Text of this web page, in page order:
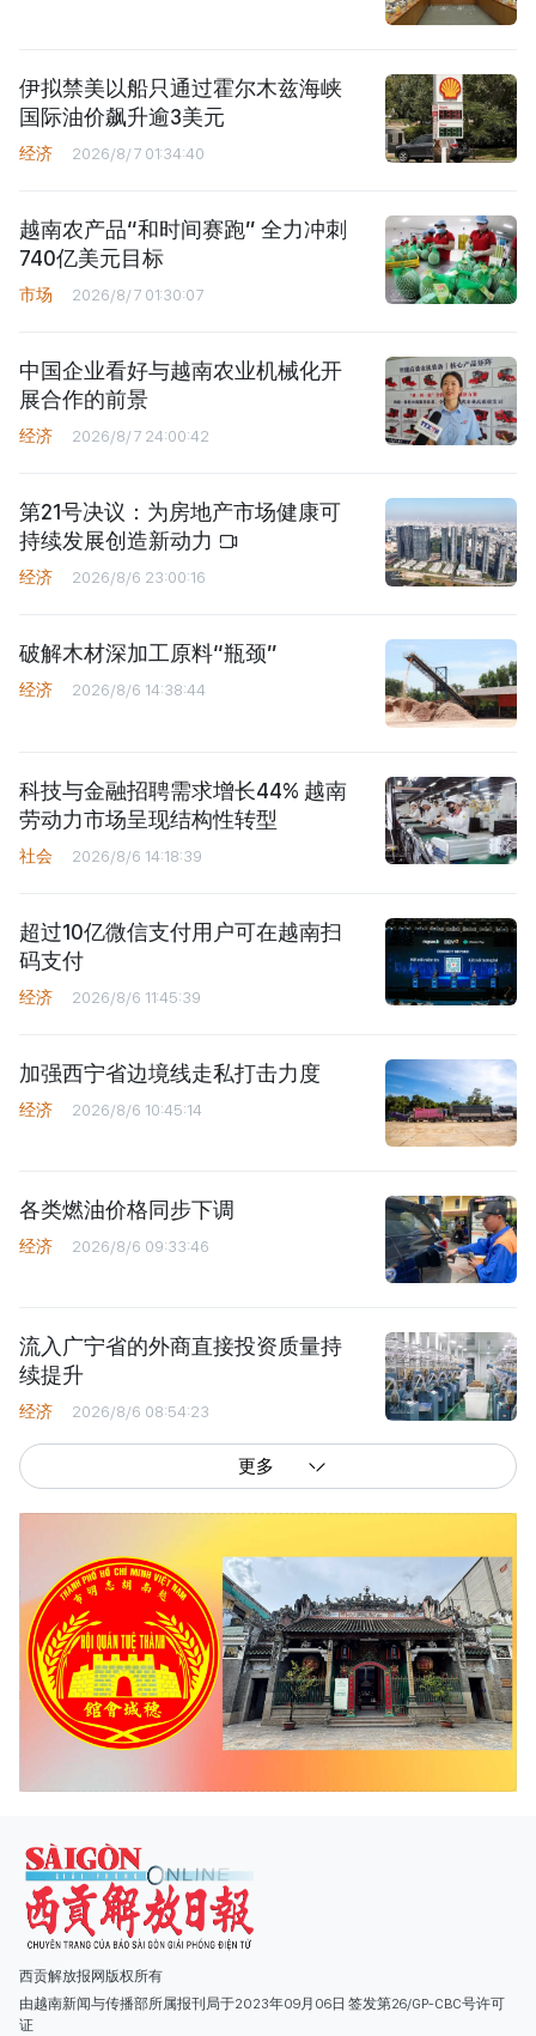
伊拟禁美以船只通过霍尔木兹海峡
国际油价飙升逾3美元
经济 2026/8/7 01:34:40
越南农产品“和时间赛跑” 全力冲刺
740亿美元目标
市场 2026/8/7 01:30:07
中国企业看好与越南农业机械化开
展合作的前景
经济 2026/8/7 24:00:42
第21号决议：为房地产市场健康可
持续发展创造新动力
经济 2026/8/6 23:00:16
破解木材深加工原料“瓶颈”
经济 2026/8/6 14:38:44
科技与金融招聘需求增长44% 越南
劳动力市场呈现结构性转型
社会 2026/8/6 14:18:39
超过10亿微信支付用户可在越南扫
码支付
经济 2026/8/6 11:45:39
加强西宁省边境线走私打击力度
经济 2026/8/6 10:45:14
各类燃油价格同步下调
经济 2026/8/6 09:33:46
流入广宁省的外商直接投资质量持
续提升
经济 2026/8/6 08:54:23
更多
西贡解放报网版权所有
由越南新闻与传播部所属报刊局于2023年09月06日 签发第26/GP-CBC号许可
副总编辑: 阮玉英、范文长、裴氏红霜、张德义、范氏云英、杨文光、阮德显、
阮克强、陈嘉宝
主编: 阮玉英
社址: 胡志明市棋盘坊阮氏明开街432-434号
总台: (028) 39294091 - 转 060
热线: 096.558.1888
编辑部: (028) 39294092 - 转 060